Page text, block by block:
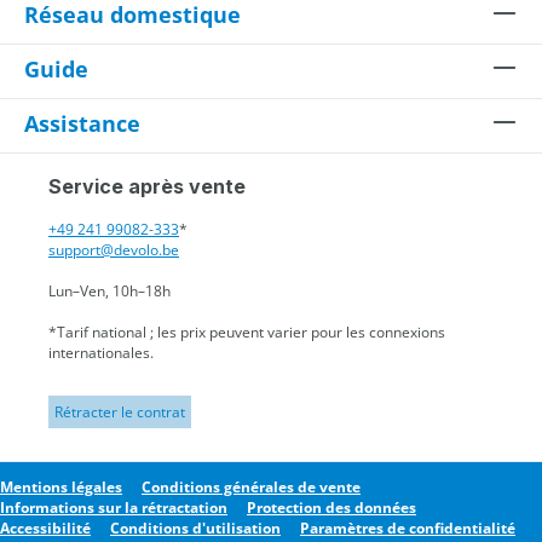
Réseau domestique
Guide
Assistance
Service après vente
+49 241 99082-333*
support@devolo.be
Lun–Ven, 10h–18h
*Tarif national ; les prix peuvent varier pour les connexions
internationales.
Rétracter le contrat
Mentions légales
Conditions générales de vente
Informations sur la rétractation
Protection des données
Accessibilité
Conditions d'utilisation Paramètres de confidentialité